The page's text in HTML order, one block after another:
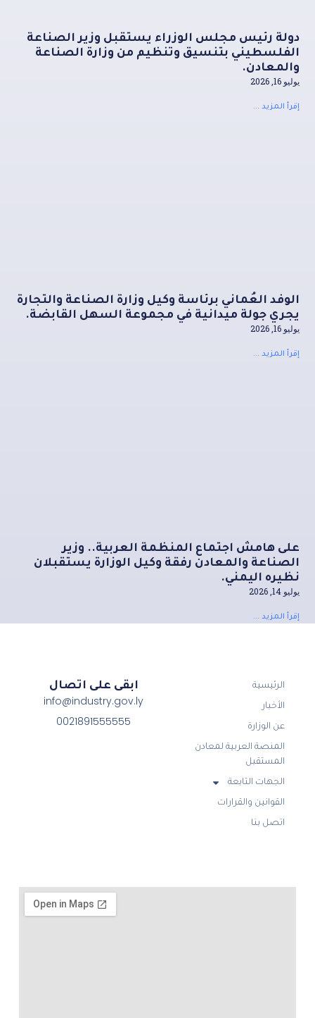
دولة رئيس مجلس الوزراء يستقبل وزير الصناعة
الفلسطيني بتنسيق وتنظيم من وزارة الصناعة
والمعادن.
يوليو 16, 2026
إقرأ المزيد ...
الوفد العُماني برئاسة وكيل وزارة الصناعة والتجارة
يجري جولة ميدانية في مجموعة السهل القابضة.
يوليو 16, 2026
إقرأ المزيد ...
على هامش اجتماع المنظمة العربية.. وزير
الصناعة والمعادن رفقة وكيل الوزارة يستقبلان
نظيره اليمني.
يوليو 14, 2026
إقرأ المزيد ...
الرئيسية
الأخبار
عن الوزارة
المنصة العربية لمعادن
المستقبل
الجهات التابعة
القوانين والقرارات
اتصل بنا
ابقى على اتصال
info@industry.gov.ly
0021891555555